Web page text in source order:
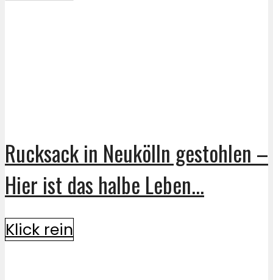
Rucksack in Neukölln gestohlen –
Hier ist das halbe Leben...
Klick rein